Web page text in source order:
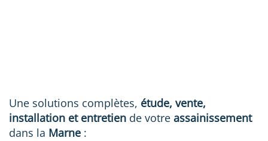
Une solutions complètes, étude, vente,
installation et entretien de votre assainissement
dans la Marne :